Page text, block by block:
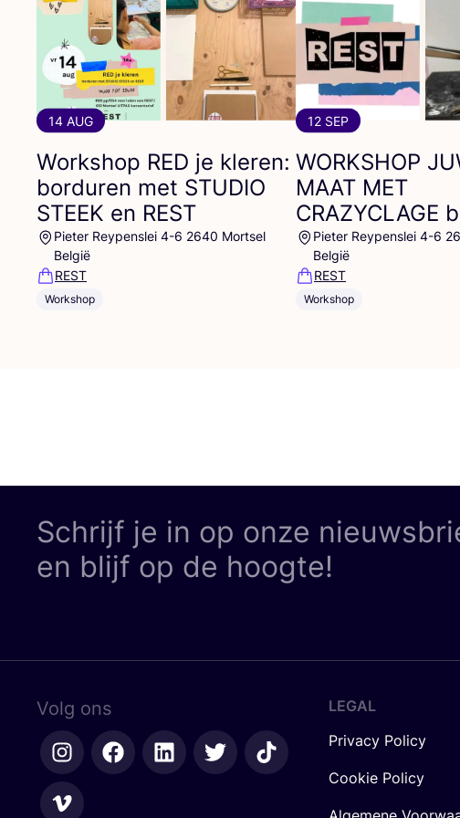
14 AUG
Workshop RED je kleren:
borduren met STUDIO
STEEK en REST
Pieter Reypenslei 4-6 2640 Mortsel
België
REST
Workshop
12 SEP
WORKSHOP
MAAT MET
CRAZYCLAGE
Pieter Reypenslei 4-6
België
REST
Workshop
Schrijf je in op onze
en blijf op de hoogte!
Volg ons
LEGAL
Privacy Policy
Cookie Policy